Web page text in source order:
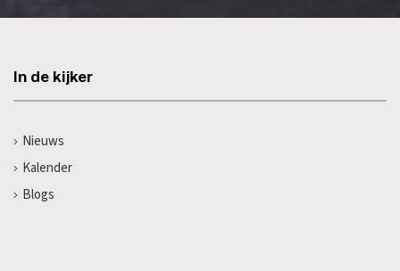
In de kijker
Nieuws
Kalender
Blogs